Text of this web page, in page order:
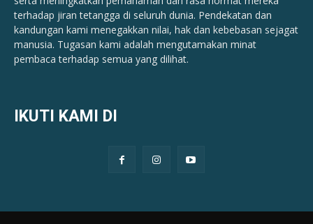
terhadap jiran tetangga di seluruh dunia. Pendekatan dan
kandungan kami menegakkan nilai, hak dan kebebasan sejagat
manusia. Tugasan kami adalah mengutamakan minat
pembaca terhadap semua yang dilihat.
IKUTI KAMI DI